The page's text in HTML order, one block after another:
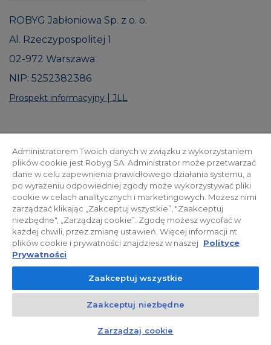
ROBYG Jabłoniowa Sp. z o. o.
Al. Rzeczypospolitej 1
02-972 Warszawa
NIP: 5252382386
Prospekt informacyjny JLL
WIZUALIZACJE OSIEDLA
Galeria inwestycji
Rozmowa
Administratorem Twoich danych w związku z wykorzystaniem
plików cookie jest Robyg SA. Administrator może przetwarzać
dane w celu zapewnienia prawidłowego działania systemu, a
po wyrażeniu odpowiedniej zgody może wykorzystywać pliki
cookie w celach analitycznych i marketingowych. Możesz nimi
zarządzać klikając „Zakceptuj wszystkie”, "Zaakceptuj
niezbędne", „Zarządzaj cookie”. Zgodę możesz wycofać w
każdej chwili, przez zmianę ustawień. Więcej informacji nt.
plików cookie i prywatności znajdziesz w naszej Polityce
Prywatności
Zaakceptuj wszystkie
Zaakceptuj niezbędne
Zarządzaj cookie